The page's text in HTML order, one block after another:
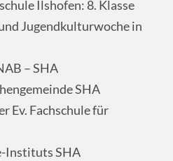
Ilshofen: 8. Klasse
Jugendkulturwoche in
– SHA
SHA
Ev. Fachschule für
Instituts SHA